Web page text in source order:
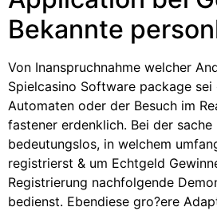
Bekannte
Von Inanspruchnahme welcher
Spielcasino Software package
Automaten oder der Besuch im
fastener erdenklich. Bei der sache
bedeutungslos, in welchem
registrierst & um Echtgeld
Registrierung nachfolgende
bedienst. Ebendiese gro?ere